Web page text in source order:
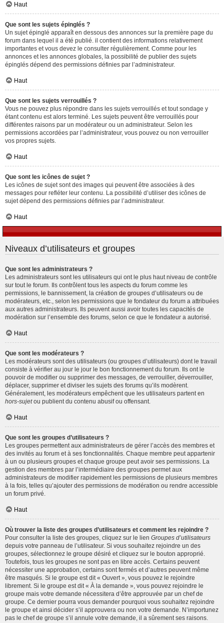
Haut
Que sont les sujets épinglés ?
Un sujet épinglé apparaît en dessous des annonces sur la première page du
forum dans lequel il a été publié. il contient des informations relativement
importantes et vous devez le consulter régulièrement. Comme pour les
annonces et les annonces globales, la possibilité de publier des sujets
épinglés dépend des permissions définies par l’administrateur.
Haut
Que sont les sujets verrouillés ?
Vous ne pouvez plus répondre dans les sujets verrouillés et tout sondage y
étant contenu est alors terminé. Les sujets peuvent être verrouillés pour
différentes raisons par un modérateur ou un administrateur. Selon les
permissions accordées par l’administrateur, vous pouvez ou non verrouiller
vos propres sujets.
Haut
Que sont les icônes de sujet ?
Les icônes de sujet sont des images qui peuvent être associées à des
messages pour refléter leur contenu. La possibilité d’utiliser des icônes de
sujet dépend des permissions définies par l’administrateur.
Haut
Niveaux d’utilisateurs et groupes
Que sont les administrateurs ?
Les administrateurs sont les utilisateurs qui ont le plus haut niveau de contrôle
sur tout le forum. Ils contrôlent tous les aspects du forum comme les
permissions, le bannissement, la création de groupes d’utilisateurs ou de
modérateurs, etc., selon les permissions que le fondateur du forum a attribuées
aux autres administrateurs. Ils peuvent aussi avoir toutes les capacités de
modération sur l’ensemble des forums, selon ce que le fondateur a autorisé.
Haut
Que sont les modérateurs ?
Les modérateurs sont des utilisateurs (ou groupes d’utilisateurs) dont le travail
consiste à vérifier au jour le jour le bon fonctionnement du forum. Ils ont le
pouvoir de modifier ou supprimer des messages, de verrouiller, déverrouiller,
déplacer, supprimer et diviser les sujets des forums qu’ils modèrent.
Généralement, les modérateurs empêchent que les utilisateurs partent en
hors-sujetou publient du contenu abusif ou offensant.
Haut
Que sont les groupes d’utilisateurs ?
Les groupes permettent aux administrateurs de gérer l’accès des membres et
des invités au forum et à ses fonctionnalités. Chaque membre peut appartenir
à un ou plusieurs groupes et chaque groupe peut avoir ses permissions. La
gestion des membres par l’intermédiaire des groupes permet aux
administrateurs de modifier rapidement les permissions de plusieurs membres
à la fois, telles qu’ajouter des permissions de modération ou rendre accessible
un forum privé.
Haut
Où trouver la liste des groupes d’utilisateurs et comment les rejoindre ?
Pour consulter la liste des groupes, cliquez sur le lien Groupes d’utilisateurs
depuis votre panneau de l’utilisateur. Si vous souhaitez rejoindre un des
groupes, sélectionnez le groupe désiré et cliquez sur le bouton approprié.
Toutefois, tous les groupes ne sont pas en libre accès. Certains peuvent
nécessiter une approbation, certains sont fermés et d’autres peuvent même
être masqués. Si le groupe est dit « Ouvert », vous pouvez le rejoindre
librement. Si le groupe est dit « À la demande », vous pouvez rejoindre le
groupe mais votre demande nécessitera d’être approuvée par un chef de
groupe. Ce dernier pourra vous demander pourquoi vous souhaitez rejoindre
le groupe et ainsi décider s’il approuvera ou non votre demande. N’importunez
pas le chef de groupe s’il annule votre demande, il a sûrement ses raisons.